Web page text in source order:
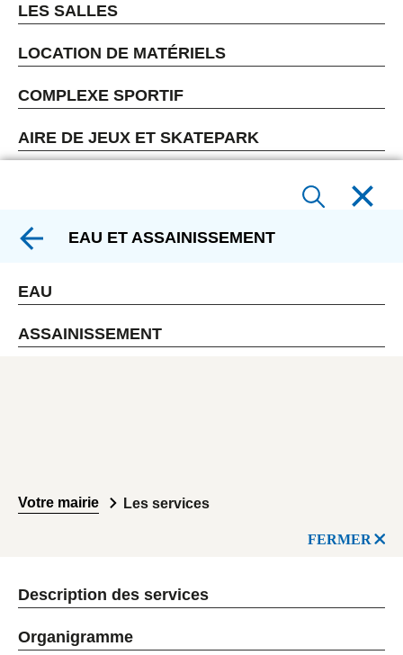
LES SALLES
LOCATION DE MATÉRIELS
COMPLEXE SPORTIF
AIRE DE JEUX ET SKATEPARK
EAU ET ASSAINISSEMENT
EAU
ASSAINISSEMENT
Votre mairie Les services
FERMER
Description des services
Organigramme